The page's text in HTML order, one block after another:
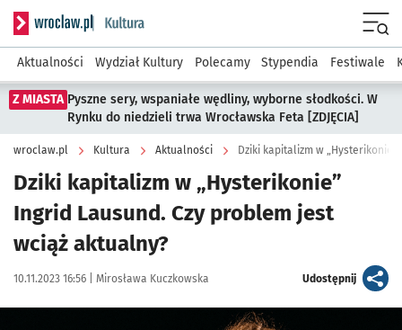
Serwis informacyjny wroclaw.pl podserwis: Kultura
Aktualności Wydział Kultury Polecamy Stypendia Festiwale
Z MIASTA Pyszne sery, wspaniałe wędliny, wyborne słodkości. W
Rynku do niedzieli trwa Wrocławska Feta [ZDJĘCIA]
wroclaw.pl Kultura Aktualności Dziki kapitalizm w
Dziki kapitalizm w „Hysterikonie”
Ingrid Lausund. Czy problem jest
wciąż aktualny?
Data publikacji:
10.11.2023 16:56 | Autor:
Mirosława Kuczkowska Udostępnijartykuł